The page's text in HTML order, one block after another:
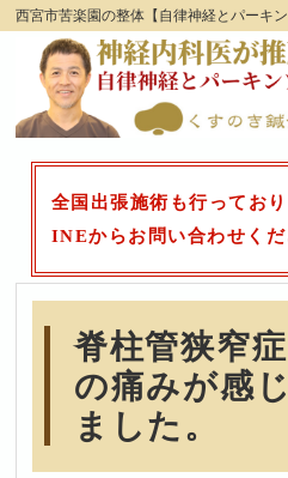
西宮市苦楽園の整体【自律神経とパーキ
全国出張施術も行ってお
INEからお問い合わせくだ
脊柱管狭窄
の痛みが感
ました。